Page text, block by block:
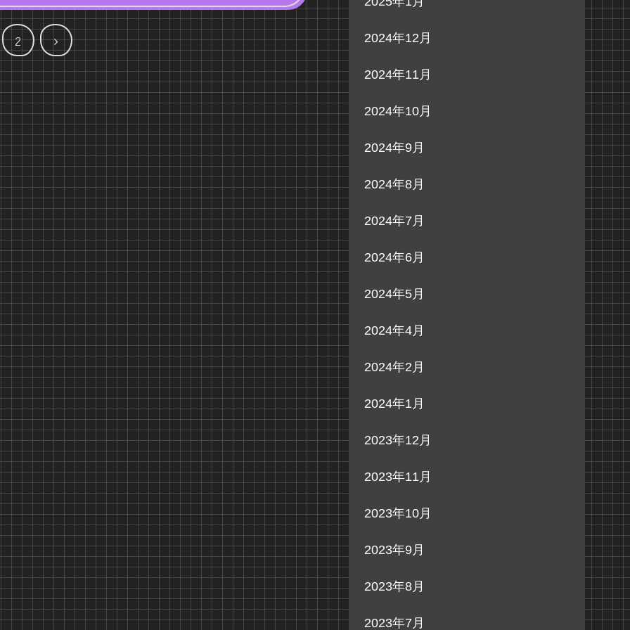
2
次
へ
2024年12月
2024年11月
2024年10月
2024年9月
2024年8月
2024年7月
2024年6月
2024年5月
2024年4月
2024年2月
2024年1月
2023年12月
2023年11月
2023年10月
2023年9月
2023年8月
2023年7月